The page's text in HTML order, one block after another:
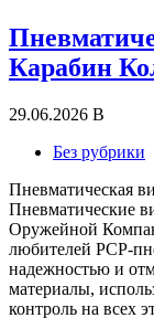
Карабин
29.06.2026 В
Без рубрики
Пневматическая
Пневматические
Оружейной
любителей РСР-
надежностью и
материалы,
контроль на всех